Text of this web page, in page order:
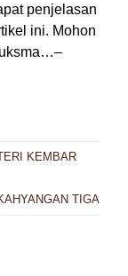
penjelasan
ini. Mohon
KEMBAR
TIGA